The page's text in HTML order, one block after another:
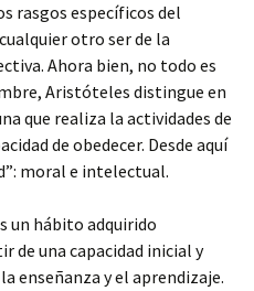
rasgos específicos del
otro ser de la
Ahora bien, no todo es
Aristóteles distingue en
que realiza la actividades de
de obedecer. Desde aquí
moral e intelectual.
un hábito adquirido
de una capacidad inicial y
enseñanza y el aprendizaje.